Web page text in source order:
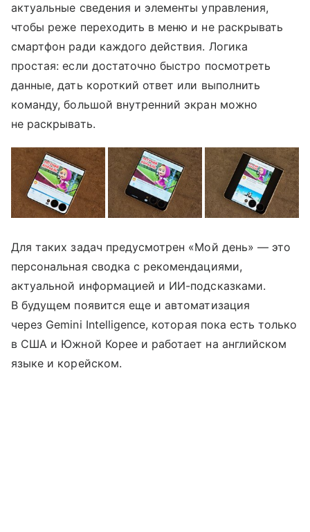
актуальные сведения и элементы управления,
чтобы реже переходить в меню и не раскрывать
смартфон ради каждого действия. Логика
простая: если достаточно быстро посмотреть
данные, дать короткий ответ или выполнить
команду, большой внутренний экран можно
не раскрывать.
Для таких задач предусмотрен «Мой день» — это
персональная сводка с рекомендациями,
актуальной информацией и ИИ-подсказками.
В будущем появится еще и автоматизация
через Gemini Intelligence, которая пока есть только
в США и Южной Корее и работает на английском
языке и корейском.